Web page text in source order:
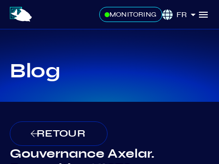
MONITORING FR
Blog
RETOUR
Gouvernance Axelar.